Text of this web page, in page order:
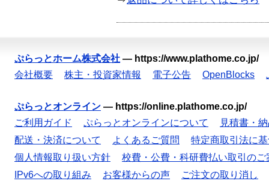
ぷらっとホーム株式会社 — https://www.plathome.co.jp/
会社概要
株主・投資家情報 電子公告 OpenBlocks
ぷらっとオンライン — https://online.plathome.co.jp/
ご利用ガイド
ぷらっとオンラインについて
見積書・
配送・決済について
よくあるご質問
特定商取引法に
個人情報取り扱い方針
校費・公費・科研費払い取引のご
IPv6への取り組み
お客様からの声 ご注文の取り消し